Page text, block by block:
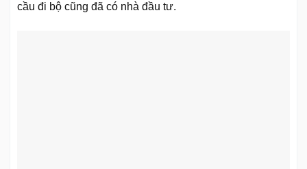
cầu đi bộ cũng đã có nhà đầu tư.